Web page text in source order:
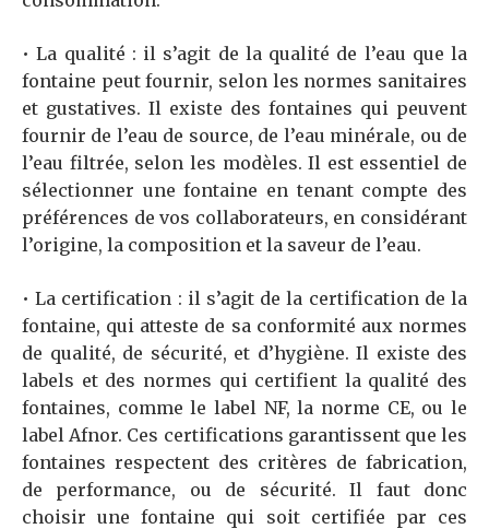
• La qualité : il s’agit de la qualité de l’eau que la
fontaine peut fournir, selon les normes sanitaires
et gustatives. Il existe des fontaines qui peuvent
fournir de l’eau de source, de l’eau minérale, ou de
l’eau filtrée, selon les modèles. Il est essentiel de
sélectionner une fontaine en tenant compte des
préférences de vos collaborateurs, en considérant
l’origine, la composition et la saveur de l’eau.
• La certification : il s’agit de la certification de la
fontaine, qui atteste de sa conformité aux normes
de qualité, de sécurité, et d’hygiène. Il existe des
labels et des normes qui certifient la qualité des
fontaines, comme le label NF, la norme CE, ou le
label Afnor. Ces certifications garantissent que les
fontaines respectent des critères de fabrication,
de performance, ou de sécurité. Il faut donc
choisir une fontaine qui soit certifiée par ces